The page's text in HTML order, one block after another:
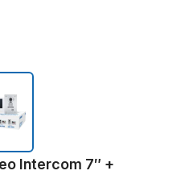
Intercom 7″ +